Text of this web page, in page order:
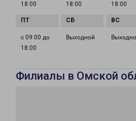
18:00
18:00
18:00
с 09:00 до
18:00
Выходной
Филиалы в Омской